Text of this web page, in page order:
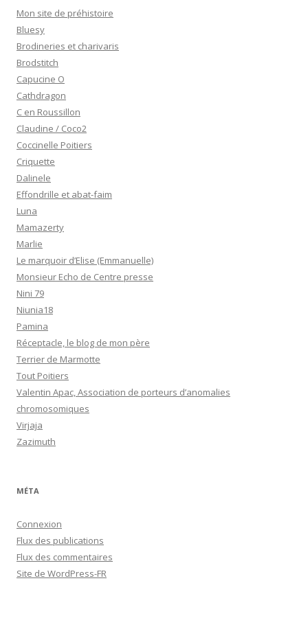
Mon site de préhistoire
Bluesy
Brodineries et charivaris
Brodstitch
Capucine O
Cathdragon
C en Roussillon
Claudine / Coco2
Coccinelle Poitiers
Criquette
Dalinele
Effondrille et abat-faim
Luna
Mamazerty
Marlie
Le marquoir d’Elise (Emmanuelle)
Monsieur Echo de Centre presse
Nini 79
Niunia18
Pamina
Réceptacle, le blog de mon père
Terrier de Marmotte
Tout Poitiers
Valentin Apac, Association de porteurs d’anomalies
chromosomiques
Virjaja
Zazimuth
MÉTA
Connexion
Flux des publications
Flux des commentaires
Site de WordPress-FR